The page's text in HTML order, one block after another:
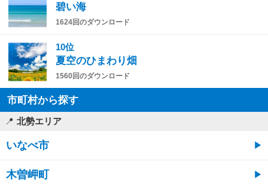
碧い海
1624回のダウンロード
10位
夏空のひまわり畑
1560回のダウンロード
市町村から探す
北勢エリア
いなべ市
木曽岬町